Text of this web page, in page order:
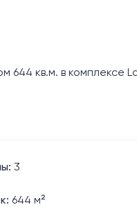
кв.м. в комплексе
3
644 м²